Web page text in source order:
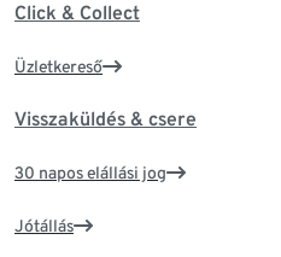
Click & Collect
Üzletkereső
Visszaküldés & csere
30 napos elállási jog
Jótállás